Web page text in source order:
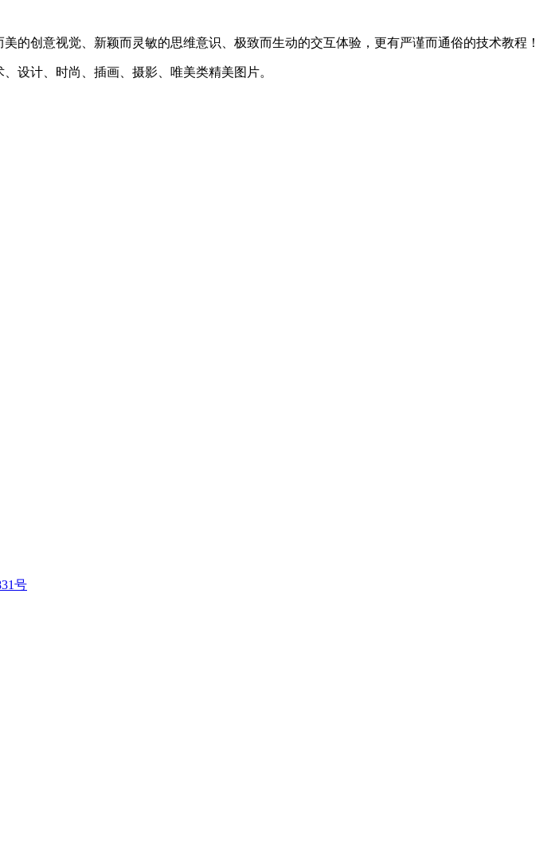
的创意视觉、新颖而灵敏的思维意识、极致而生动的交互体验，更有严谨而通俗的技术教程！
设计、时尚、插画、摄影、唯美类精美图片。
号